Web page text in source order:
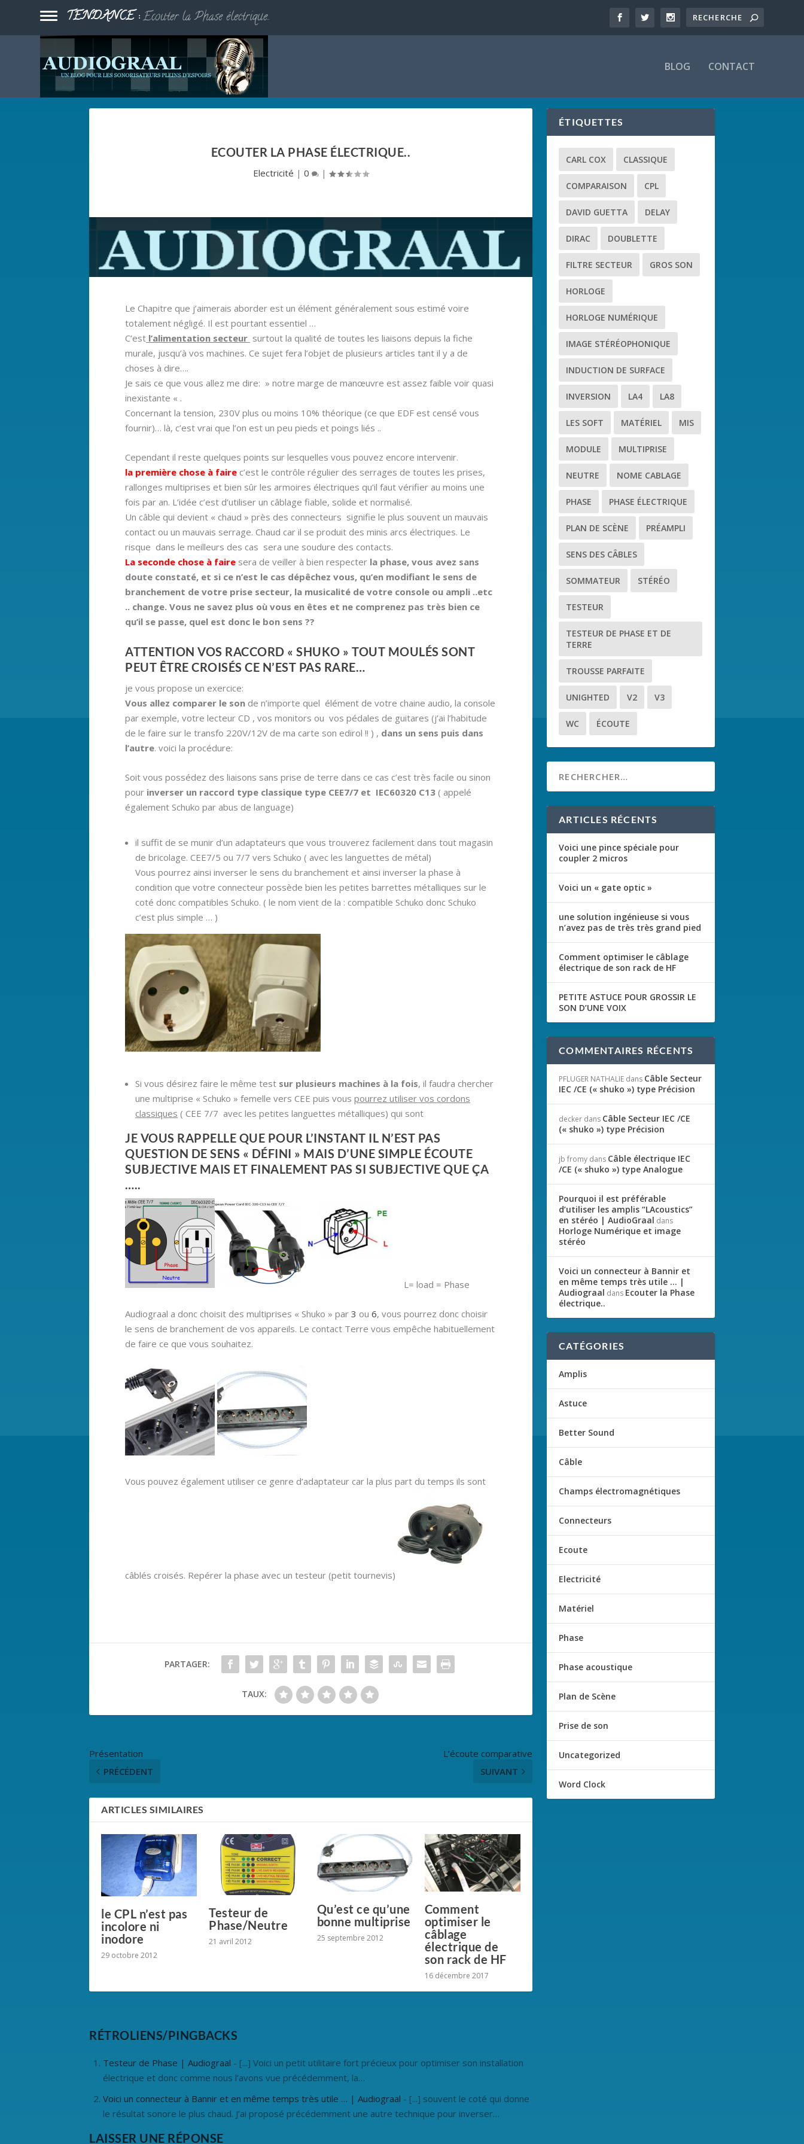
TENDANCE :Ecouter la Phase électrique..
BLOG CONTACT
ECOUTER LA PHASE ÉLECTRIQUE..
Electricité |0 |
Le Chapitre que j’aimerais aborder est un élément généralement sous estimé voire
totalement négligé. Il est pourtant essentiel …
C’est l’alimentation secteur surtout la qualité de toutes les liaisons depuis la fiche
murale, jusqu’à vos machines. Ce sujet fera l’objet de plusieurs articles tant il y a de
choses à dire….
Je sais ce que vous allez me dire: » notre marge de manœuvre est assez faible voir quasi
inexistante « .
Concernant la tension, 230V plus ou moins 10% théorique (ce que EDF est censé vous
fournir)… là, c’est vrai que l’on est un peu pieds et poings liés ..
Cependant il reste quelques points sur lesquelles vous pouvez encore intervenir.
la première chose à faire c’est le contrôle régulier des serrages de toutes les prises,
rallonges multiprises et bien sûr les armoires électriques qu’il faut vérifier au moins une
fois par an. L’idée c’est d’utiliser un câblage fiable, solide et normalisé.
Un câble qui devient « chaud » près des connecteurs signifie le plus souvent un mauvais
contact ou un mauvais serrage. Chaud car il se produit des minis arcs électriques. Le
risque dans le meilleurs des cas sera une soudure des contacts.
La seconde chose à faire sera de veiller à bien respecter la phase, vous avez sans
doute constaté, et si ce n’est le cas dépêchez vous, qu’en modifiant le sens de
branchement de votre prise secteur, la musicalité de votre console ou ampli ..etc
.. change. Vous ne savez plus où vous en êtes et ne comprenez pas très bien ce
qu’il se passe, quel est donc le bon sens ??
ATTENTION VOS RACCORD « SHUKO » TOUT MOULÉS SONT
PEUT ÊTRE CROISÉS CE N’EST PAS RARE…
je vous propose un exercice:
Vous allez comparer le son de n’importe quel élément de votre chaine audio, la console
par exemple, votre lecteur CD , vos monitors ou vos pédales de guitares (j’ai l’habitude
de le faire sur le transfo 220V/12V de ma carte son edirol !! ) , dans un sens puis dans
l’autre. voici la procédure:
Soit vous possédez des liaisons sans prise de terre dans ce cas c’est très facile ou sinon
pour inverser un raccord type classique type CEE7/7 et IEC60320 C13 ( appelé
également Schuko par abus de language)
il suffit de se munir d’un adaptateurs que vous trouverez facilement dans tout magasin
de bricolage. CEE7/5 ou 7/7 vers Schuko ( avec les languettes de métal)
Vous pourrez ainsi inverser le sens du branchement et ainsi inverser la phase à
condition que votre connecteur possède bien les petites barrettes métalliques sur le
coté donc compatibles Schuko. ( le nom vient de la : compatible Schuko donc Schuko
c’est plus simple … )
Si vous désirez faire le même test sur plusieurs machines à la fois, il faudra chercher
une multiprise « Schuko » femelle vers CEE puis vouspourrez utiliser vos cordons
classiques ( CEE 7/7 avec les petites languettes métalliques) qui sont
JE VOUS RAPPELLE QUE POUR L’INSTANT IL N’EST PAS
QUESTION DE SENS « DÉFINI » MAIS D’UNE SIMPLE ÉCOUTE
SUBJECTIVE MAIS ET FINALEMENT PAS SI SUBJECTIVE QUE ÇA
…..
L= load = Phase
Audiograal a donc choisit des multiprises « Shuko » par 3 ou 6, vous pourrez donc choisir
le sens de branchement de vos appareils. Le contact Terre vous empêche habituellement
de faire ce que vous souhaitez.
Vous pouvez également utiliser ce genre d’adaptateur car la plus part du temps ils sont
câblés croisés. Repérer la phase avec un testeur (petit tournevis)
PARTAGER:
TAUX:
Présentation
PRÉCÉDENT
L’écoute comparative
SUIVANT
ARTICLES SIMILAIRES
le CPL n’est pas
incolore ni
inodore
29 octobre 2012
Testeur de
Phase/Neutre
21 avril 2012
Qu’est ce qu’une
bonne multiprise
25 septembre 2012
Comment
optimiser le
câblage
électrique de
son rack de HF
16 décembre 2017
RÉTROLIENS/PINGBACKS
Testeur de Phase | Audiograal - [...] Voici un petit utilitaire fort précieux pour optimiser son installation
électrique et donc comme nous l’avons vue précédemment, la…
Voici un connecteur à Bannir et en même temps très utile … | Audiograal - [...] souvent le coté qui donne
le résultat sonore le plus chaud. J’ai proposé précédemment une autre technique pour inverser…
LAISSER UNE RÉPONSE
ÉTIQUETTES
CARL COX CLASSIQUE
COMPARAISON CPL
DAVID GUETTA DELAY
DIRAC DOUBLETTE
FILTRE SECTEUR GROS SON
HORLOGE
HORLOGE NUMÉRIQUE
IMAGE STÉRÉOPHONIQUE
INDUCTION DE SURFACE
INVERSION LA4 LA8
LES SOFT MATÉRIEL MIS
MODULE MULTIPRISE
NEUTRE NOME CABLAGE
PHASE PHASE ÉLECTRIQUE
PLAN DE SCÈNE PRÉAMPLI
SENS DES CÂBLES
SOMMATEUR STÉRÉO
TESTEUR
TESTEUR DE PHASE ET DE
TERRE
TROUSSE PARFAITE
UNIGHTED V2 V3
WC ÉCOUTE
ARTICLES RÉCENTS
Voici une pince spéciale pour
coupler 2 micros
Voici un « gate optic »
une solution ingénieuse si vous
n’avez pas de très très grand pied
Comment optimiser le câblage
électrique de son rack de HF
PETITE ASTUCE POUR GROSSIR LE
SON D’UNE VOIX
COMMENTAIRES RÉCENTS
PFLUGER NATHALIE dans Câble Secteur
IEC /CE (« shuko ») type Précision
decker dans Câble Secteur IEC /CE
(« shuko ») type Précision
jb fromy dans Câble électrique IEC
/CE (« shuko ») type Analogue
Pourquoi il est préférable
d’utiliser les amplis “LAcoustics”
en stéréo | AudioGraal dans
Horloge Numérique et image
stéréo
Voici un connecteur à Bannir et
en même temps très utile … |
Audiograal dans Ecouter la Phase
électrique..
CATÉGORIES
Amplis
Astuce
Better Sound
Câble
Champs électromagnétiques
Connecteurs
Ecoute
Electricité
Matériel
Phase
Phase acoustique
Plan de Scène
Prise de son
Uncategorized
Word Clock